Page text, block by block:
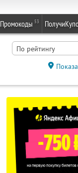
Промокоды 53
По рейтингу